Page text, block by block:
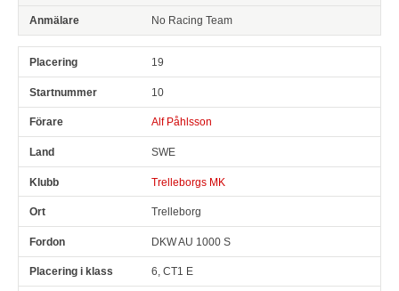
No Racing Team
19
10
Alf Påhlsson
SWE
Trelleborgs MK
Trelleborg
DKW AU 1000 S
6, CT1 E